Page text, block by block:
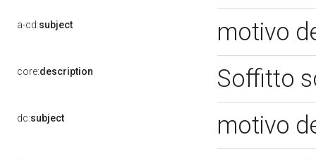
a-cd:subject motivo
core:description Soffitto
dc:subject motivo